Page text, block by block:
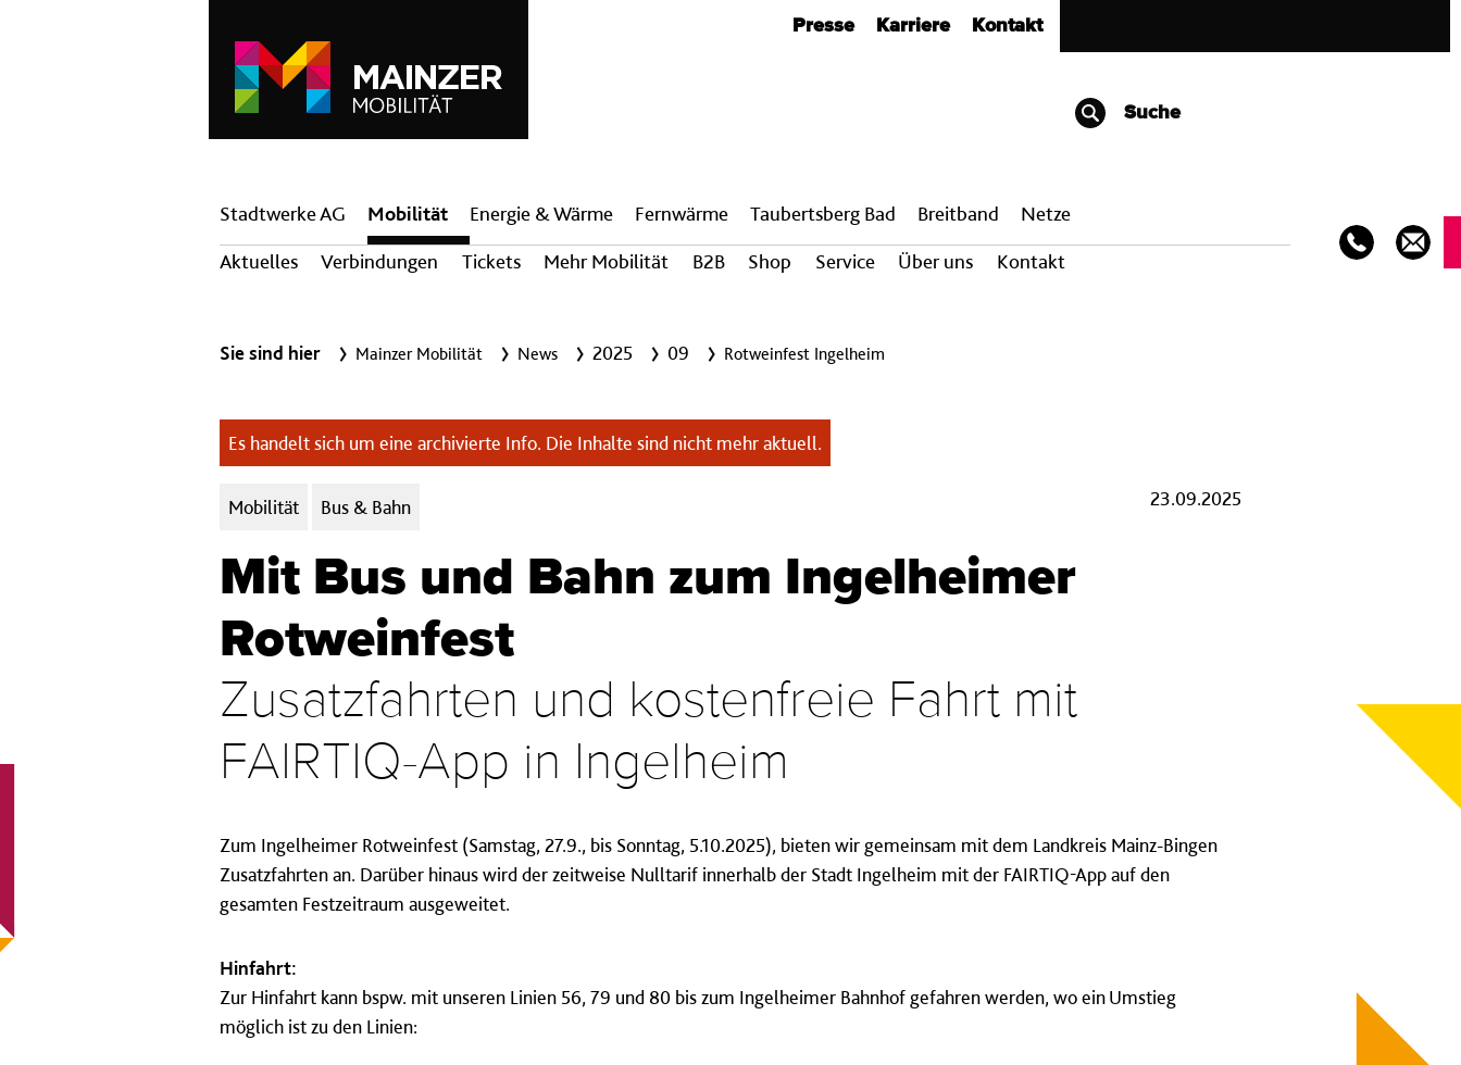
Presse Karriere Kontakt
Suche
Hauptnavigation
Stadtwerke AG
Mobilität
Aktuelles
Verbindungen Tickets Mehr Mobilität B2B Shop Service Über uns Kontakt
Energie & Wärme Fern­wärme Taubertsberg Bad Breit­band Netze
Sie sind hier Mainzer Mobilität News 2025 09 Rotweinfest Ingelheim
Es handelt sich um eine archivierte Info. Die Inhalte sind nicht mehr aktuell.
Kategorien:
Mobilität Bus & Bahn 23.09.2025
Mit Bus und Bahn zum Ingelheimer
Rotweinfest
Zusatzfahrten und kostenfreie Fahrt mit
FAIRTIQ-App in Ingelheim
Zum Ingelheimer Rotweinfest (Samstag, 27.9., bis Sonntag, 5.10.2025), bieten wir gemeinsam mit dem Landkreis Mainz-Bingen
Zusatzfahrten an. Darüber hinaus wird der zeitweise Nulltarif innerhalb der Stadt Ingelheim mit der FAIRTIQ-App auf den
gesamten Festzeitraum ausgeweitet.
Hinfahrt:
Zur Hinfahrt kann bspw. mit unseren Linien 56, 79 und 80 bis zum Ingelheimer Bahnhof gefahren werden, wo ein Umstieg
möglich ist zu den Linien: